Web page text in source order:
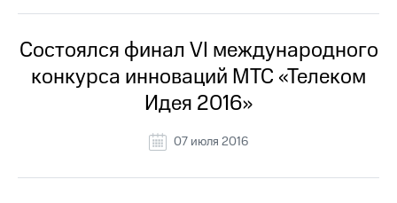
Карьера
История
компании
Руководство
информация
в МТС
Пресс-
релизы
о технологиях
Состоялся финал VI международного
конкурса инноваций МТС «Телеком
Идея 2016»
07 июля 2016